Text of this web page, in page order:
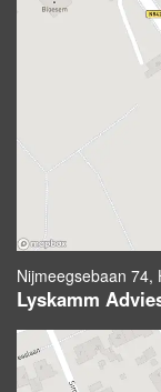
Nijmeegsebaan 74,
Lyskamm